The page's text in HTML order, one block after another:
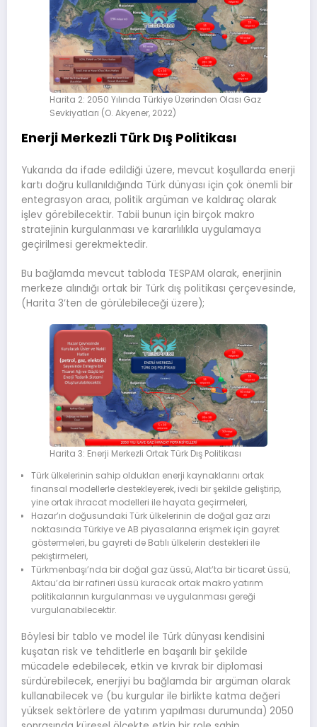
Harita 2: 2050 Yılında Türkiye Üzerinden Olası Gaz
Sevkiyatları (O. Akyener, 2022)
Enerji Merkezli Türk Dış Politikası
Yukarıda da ifade edildiği üzere, mevcut koşullarda enerji
kartı doğru kullanıldığında Türk dünyası için çok önemli bir
entegrasyon aracı, politik argüman ve kaldıraç olarak
işlev görebilecektir. Tabii bunun için birçok makro
stratejinin kurgulanması ve kararlılıkla uygulamaya
geçirilmesi gerekmektedir.
Bu bağlamda mevcut tabloda TESPAM olarak, enerjinin
merkeze alındığı ortak bir Türk dış politikası çerçevesinde,
(Harita 3’ten de görülebileceği üzere);
Harita 3: Enerji Merkezli Ortak Türk Dış Politikası
Türk ülkelerinin sahip oldukları enerji kaynaklarını ortak
finansal modellerle destekleyerek, ivedi bir şekilde geliştirip,
yine ortak ihracat modelleri ile hayata geçirmeleri,
Hazar’ın doğusundaki Türk ülkelerinin de doğal gaz arzı
noktasında Türkiye ve AB piyasalarına erişmek için gayret
göstermeleri, bu gayreti de Batılı ülkelerin destekleri ile
pekiştirmeleri,
Türkmenbaşı’nda bir doğal gaz üssü, Alat’ta bir ticaret üssü,
Aktau’da bir rafineri üssü kuracak ortak makro yatırım
politikalarının kurgulanması ve uygulanması gereği
vurgulanabilecektir.
Böylesi bir tablo ve model ile Türk dünyası kendisini
kuşatan risk ve tehditlerle en başarılı bir şekilde
mücadele edebilecek, etkin ve kıvrak bir diplomasi
sürdürebilecek, enerjiyi bu bağlamda bir argüman olarak
kullanabilecek ve (bu kurgular ile birlikte katma değeri
yüksek sektörlere de yatırım yapılması durumunda) 2050